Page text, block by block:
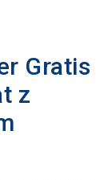
Gratis
z